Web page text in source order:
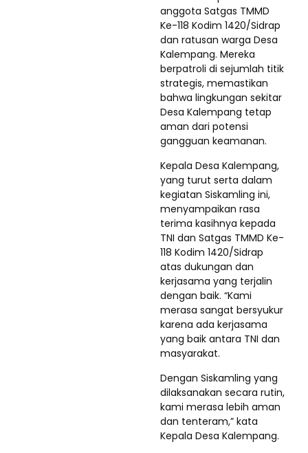
anggota Satgas TMMD
Ke-118 Kodim 1420/Sidrap
dan ratusan warga Desa
Kalempang. Mereka
berpatroli di sejumlah titik
strategis, memastikan
bahwa lingkungan sekitar
Desa Kalempang tetap
aman dari potensi
gangguan keamanan.
Kepala Desa Kalempang,
yang turut serta dalam
kegiatan Siskamling ini,
menyampaikan rasa
terima kasihnya kepada
TNI dan Satgas TMMD Ke-
118 Kodim 1420/Sidrap
atas dukungan dan
kerjasama yang terjalin
dengan baik. “Kami
merasa sangat bersyukur
karena ada kerjasama
yang baik antara TNI dan
masyarakat.
Dengan Siskamling yang
dilaksanakan secara rutin,
kami merasa lebih aman
dan tenteram,” kata
Kepala Desa Kalempang.